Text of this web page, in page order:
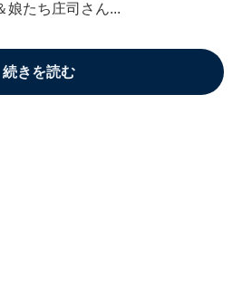
娘たち庄司さん...
続きを読む